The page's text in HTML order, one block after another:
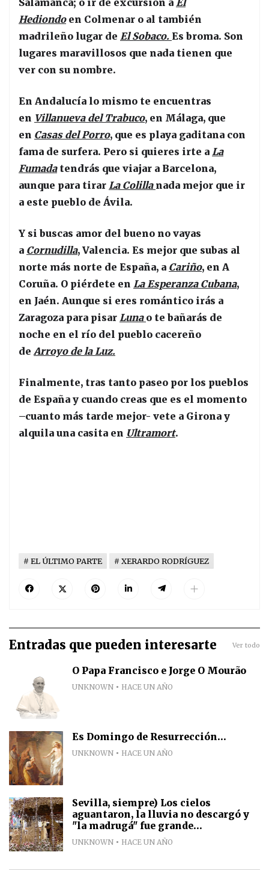
Salamanca; o ir de excursión a El
Hediondo en Colmenar o al también
madrileño lugar de El Sobaco. Es broma. Son
lugares maravillosos que nada tienen que
ver con su nombre.
En Andalucía lo mismo te encuentras
en Villanueva del Trabuco, en Málaga, que
en Casas del Porro, que es playa gaditana con
fama de surfera. Pero si quieres irte a La
Fumadatendrás que viajar a Barcelona,
aunque para tirar La Colilla nada mejor que ir
a este pueblo de Ávila.
Y si buscas amor del bueno no vayas
a Cornudilla, Valencia. Es mejor que subas al
norte más norte de España, a Cariño, en A
Coruña. O piérdete en La Esperanza Cubana,
en Jaén. Aunque si eres romántico irás a
Zaragoza para pisar Luna o te bañarás de
noche en el río del pueblo cacereño
deArroyo de la Luz.
Finalmente, tras tanto paseo por los pueblos
de España y cuando creas que es el momento
–cuanto más tarde mejor- vete a Girona y
alquila una casita en Ultramort.
EL ÚLTIMO PARTE XERARDO RODRÍGUEZ
Entradas que pueden interesarte Ver todo
O Papa Francisco e Jorge O Mourão
UNKNOWN HACE UN AÑO
Es Domingo de Resurrección...
UNKNOWN HACE UN AÑO
Sevilla, siempre) Los cielos
aguantaron, la lluvia no descargó y
"la madrugá" fue grande...
UNKNOWN HACE UN AÑO